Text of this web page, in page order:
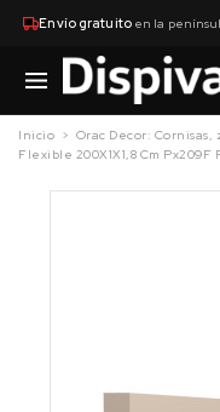
Envío gratuitoen la
Inicio Orac Decor: Cornisas,
Flexible 200X1X1,8 Cm Px209F